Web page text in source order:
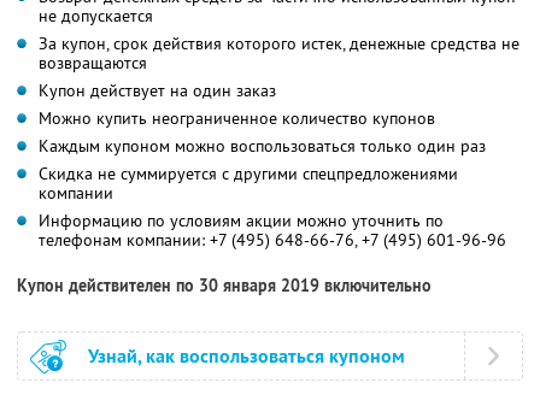
не допускается
За купон, срок действия которого истек, денежные средства не
возвращаются
Купон действует на один заказ
Можно купить неограниченное количество купонов
Каждым купоном можно воспользоваться только один раз
Скидка не суммируется с другими спецпредложениями
компании
Информацию по условиям акции можно уточнить по
телефонам компании: +7 (495) 648-66-76, +7 (495) 601-96-96
Купон действителен по 30 января 2019 включительно
Узнай, как воспользоваться купоном